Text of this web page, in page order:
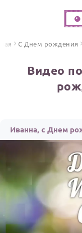
ПО ФОРМАТУ
Открытки
Стихи и тексты
ПРАЗДНИКИ
С Днем
Юбилей
Свадьба
ИНСТРУМЕНТЫ
ОТЗЫВЫ
С Днем рождения
Видео
Иванна, с Днем